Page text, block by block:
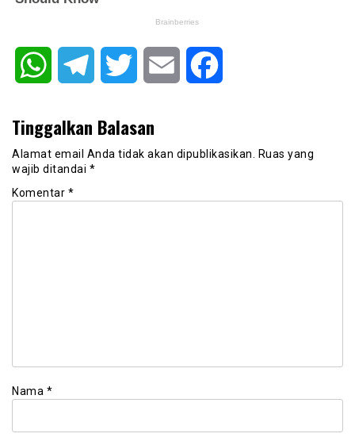
WhatsAppTelegram Twitter Email
Tinggalkan Balasan
Alamat email Anda tidak akan dipublikasikan.
Ruas yang
wajib ditandai *
Komentar *
Nama *